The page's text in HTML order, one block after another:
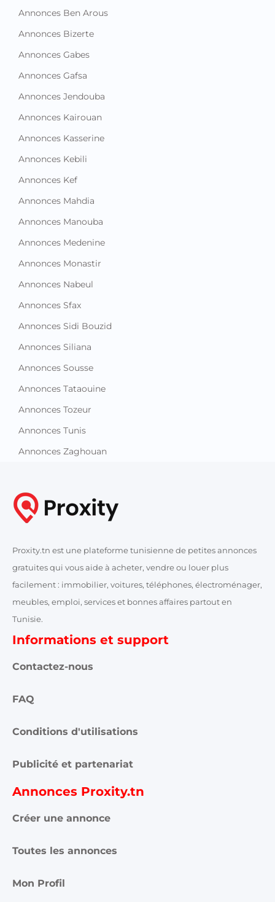
Annonces Ben Arous
Annonces Bizerte
Annonces Gabes
Annonces Gafsa
Annonces Jendouba
Annonces Kairouan
Annonces Kasserine
Annonces Kebili
Annonces Kef
Annonces Mahdia
Annonces Manouba
Annonces Medenine
Annonces Monastir
Annonces Nabeul
Annonces Sfax
Annonces Sidi Bouzid
Annonces Siliana
Annonces Sousse
Annonces Tataouine
Annonces Tozeur
Annonces Tunis
Annonces Zaghouan
Proxity.tn est une plateforme tunisienne de petites annonces
gratuites qui vous aide à acheter, vendre ou louer plus
facilement : immobilier, voitures, téléphones, électroménager,
meubles, emploi, services et bonnes affaires partout en
Tunisie.
Informations et support
Contactez-nous
FAQ
Conditions d'utilisations
Publicité et partenariat
Annonces Proxity.tn
Créer une annonce
Toutes les annonces
Mon Profil